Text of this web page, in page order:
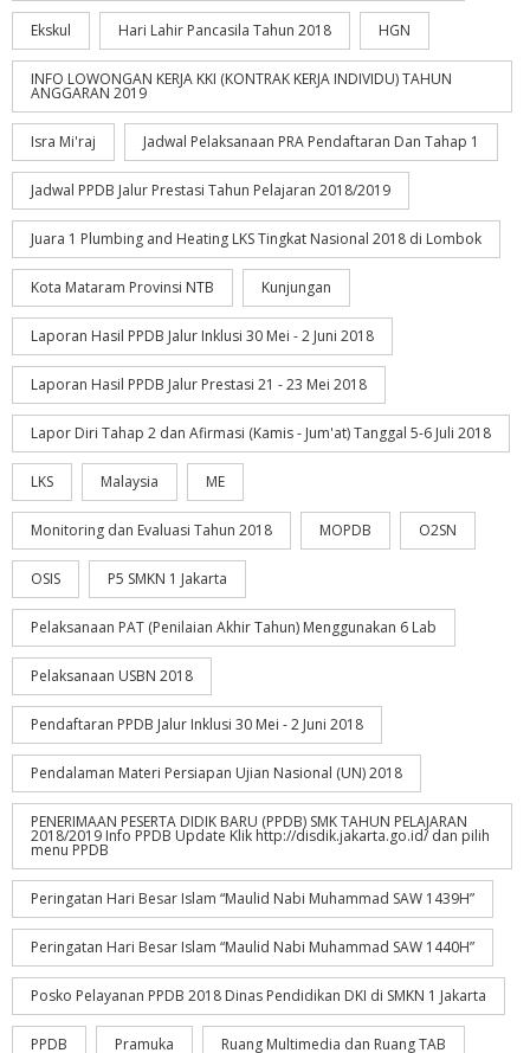
Ekskul Hari Lahir Pancasila Tahun 2018 HGN
INFO LOWONGAN KERJA KKI (KONTRAK KERJA INDIVIDU) TAHUN
ANGGARAN 2019
Isra Mi'raj Jadwal Pelaksanaan PRA Pendaftaran Dan Tahap 1
Jadwal PPDB Jalur Prestasi Tahun Pelajaran 2018/2019
Juara 1 Plumbing and Heating LKS Tingkat Nasional 2018 di Lombok
Kota Mataram Provinsi NTB Kunjungan
Laporan Hasil PPDB Jalur Inklusi 30 Mei - 2 Juni 2018
Laporan Hasil PPDB Jalur Prestasi 21 - 23 Mei 2018
Lapor Diri Tahap 2 dan Afirmasi (Kamis - Jum'at) Tanggal 5-6 Juli 2018
LKS Malaysia ME
Monitoring dan Evaluasi Tahun 2018 MOPDB O2SN
OSIS P5 SMKN 1 Jakarta
Pelaksanaan PAT (Penilaian Akhir Tahun) Menggunakan 6 Lab
Pelaksanaan USBN 2018
Pendaftaran PPDB Jalur Inklusi 30 Mei - 2 Juni 2018
Pendalaman Materi Persiapan Ujian Nasional (UN) 2018
PENERIMAAN PESERTA DIDIK BARU (PPDB) SMK TAHUN PELAJARAN
2018/2019 Info PPDB Update Klik http://disdik.jakarta.go.id/ dan pilih
menu PPDB
Peringatan Hari Besar Islam “Maulid Nabi Muhammad SAW 1439H”
Peringatan Hari Besar Islam “Maulid Nabi Muhammad SAW 1440H”
Posko Pelayanan PPDB 2018 Dinas Pendidikan DKI di SMKN 1 Jakarta
PPDB Pramuka Ruang Multimedia dan Ruang TAB